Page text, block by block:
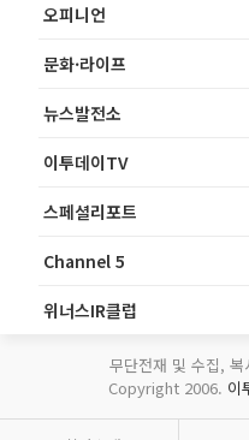
오피니언
문화·라이프
뉴스발전소
이투데이TV
스페셜리포트
Channel 5
위너스IR클럽
무단전재 및 수집,
Copyright 2006. 이